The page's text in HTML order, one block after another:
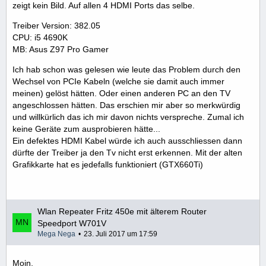
zeigt kein Bild. Auf allen 4 HDMI Ports das selbe.
Treiber Version: 382.05
CPU: i5 4690K
MB: Asus Z97 Pro Gamer
Ich hab schon was gelesen wie leute das Problem durch den
Wechsel von PCIe Kabeln (welche sie damit auch immer
meinen) gelöst hätten. Oder einen anderen PC an den TV
angeschlossen hätten. Das erschien mir aber so merkwürdig
und willkürlich das ich mir davon nichts verspreche. Zumal ich
keine Geräte zum ausprobieren hätte...
Ein defektes HDMI Kabel würde ich auch ausschliessen dann
dürfte der Treiber ja den Tv nicht erst erkennen. Mit der alten
Grafikkarte hat es jedefalls funktioniert (GTX660Ti)
Wlan Repeater Fritz 450e mit älterem Router
Speedport W701V
Mega Nega 23. Juli 2017 um 17:59
Moin,